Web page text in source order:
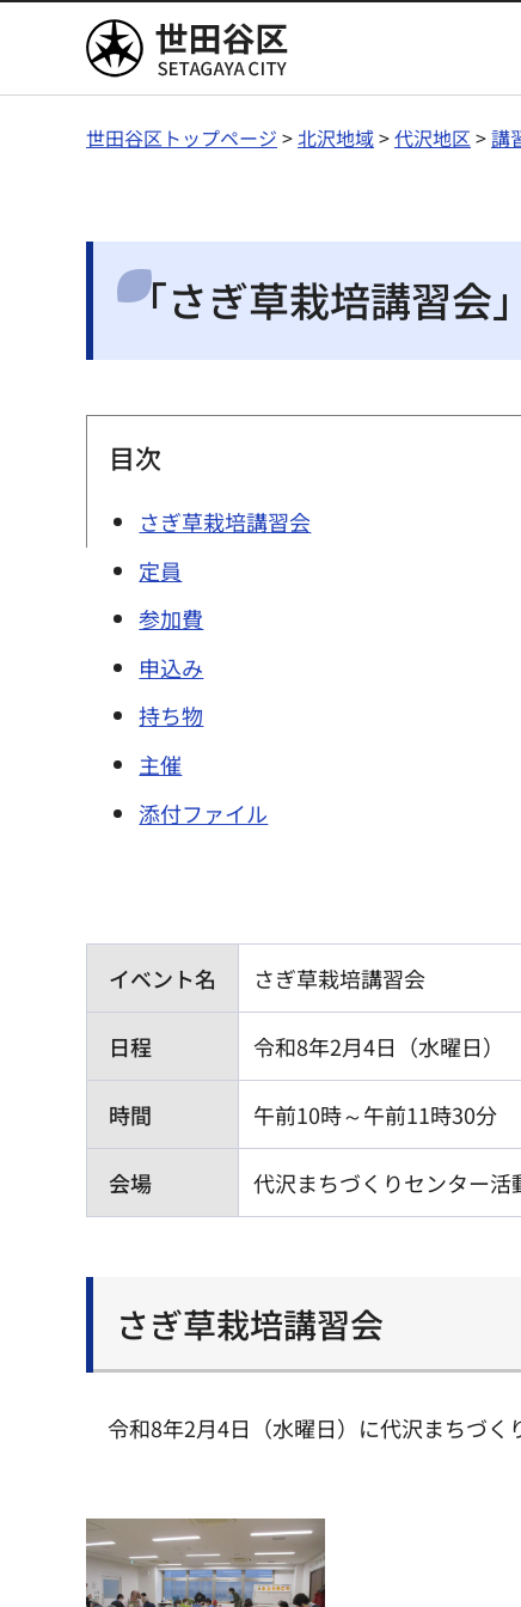
世田谷区
世田谷区トップページ >北沢地域>代沢地区>講
「さぎ草栽培講習会
目次
さぎ草栽培講習会
定員
参加費
申込み
持ち物
主催
添付ファイル
イベント名 さぎ草栽培講習会
日程 令和8年2月4日（水曜日）
時間 午前10時～午前11時30分
会場 代沢まちづくりセンター活
さぎ草栽培講習会
令和8年2月4日（水曜日）に代沢まちづく